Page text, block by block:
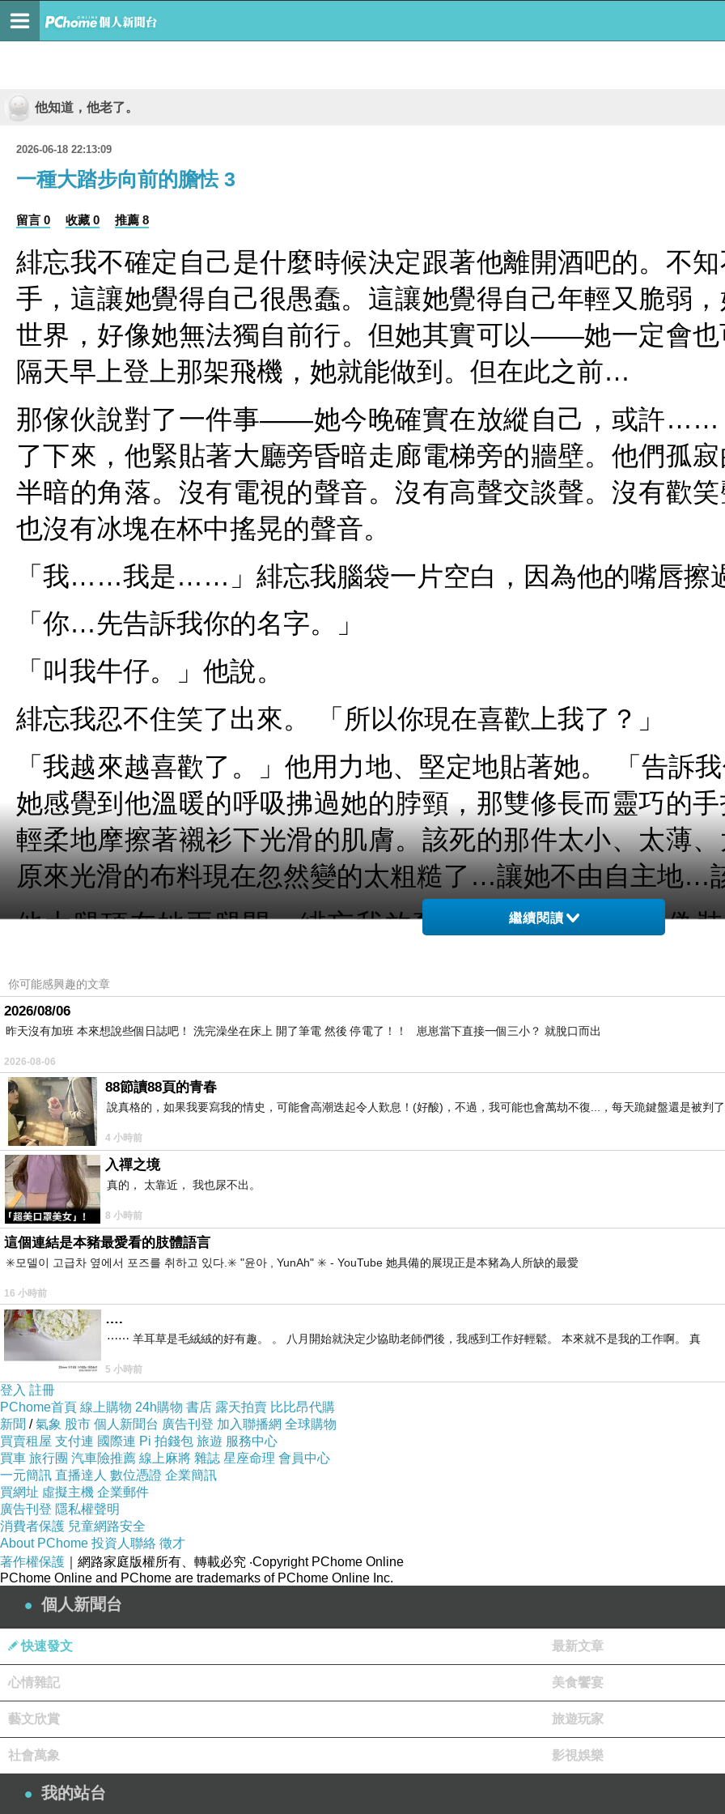
他知道，他老了。
2026-06-18 22:13:09
一種大踏步向前的膽怯 3
留言 0 收藏 0 推薦 8
緋忘我不確定自己是什麼時候決定跟著他離開酒吧的。不
手，這讓她覺得自己很愚蠢。這讓她覺得自己年輕又脆弱
世界，好像她無法獨自前行。但她其實可以——她一定會
隔天早上登上那架飛機，她就能做到。但在此之前…
那傢伙說對了一件事——她今晚確實在放縱自己，或許……
了下來，他緊貼著大廳旁昏暗走廊電梯旁的牆壁。他們孤
半暗的角落。沒有電視的聲音。沒有高聲交談聲。沒有歡
也沒有冰塊在杯中搖晃的聲音。
「我……我是……」緋忘我腦袋一片空白，因為他的嘴唇擦
「你…先告訴我你的名字。」
「叫我牛仔。」他說。
緋忘我忍不住笑了出來。 「所以你現在喜歡上我了？」
「我越來越喜歡了。」他用力地、堅定地貼著她。 「告訴
她感覺到他溫暖的呼吸拂過她的脖頸，那雙修長而靈巧的
輕柔地摩擦著襯衫下光滑的肌膚。該死的那件太小、太薄
原來光滑的布料現在忽然變的太粗糙了…讓她不由自主地…
他大腿頂在她兩腿間，緋忘我放棄了所有不想要他的偽
來。他的身體癱軟在她身上，像一個斷了線的木偶。但他
次在她耳邊低語，他那聲音如同午夜般的低沉。
「永遠不要告訴任何人你的真名，緋忘我小姐。」緋忘我
進你的房間，也永遠不要去他們的房間。」說完，他後退一
了這一切，他仍然感到一絲愧疚。
「你是誰？」她問，但他沒有看向她。 「你——」
「我是那個叫你回家的人。好好生活，幸福快樂。」
「你到底是誰？」她伸手去抓他的胳膊，準備逼他回答，
彿能瞬間穿越到未來，搶在她之前到達那裡。突然，她的腰
的牆上。 「我是你的未來。讓我告訴你，你最好別坐明天早
飛機。那間諜玩意兒。
「我不知道你在說什麼。」她討厭他那種看穿她眼神的樣子
笑，太無趣，彷彿她撒謊得拙劣到令人發笑。
他推開她。 「再見，緋忘我。我希望我們以後再也不會見面
「只要我錯過那趟飛機就行。」
「正是。」然後他轉身穿上外套，消失在傾盆大雨中，或
中。
第二天早上六點，還是沒吃上雞柳堡的緋忘我第一個登上了
（COATAC）的飛機。猜猜看第二個登機的又是誰？
繼續閱讀
你可能感興趣的文章
2026/08/06
昨天沒有加班 本來想說些個日誌吧！ 洗完澡坐在床上 開了筆電 然後 停電了！！ 崽崽當下直接一個三小？ 就脫口而出
2026-08-06
88節讀88頁的青春
說真格的，如果我要寫我的情史，可能會高潮迭起令人歎息！(好酸)，不過，我可能也會萬劫不復...，每天跪鍵盤還是被判
4 小時前
入禪之境
真的， 太靠近， 我也尿不出。
8 小時前
這個連結是本豬最愛看的肢體語言
✳️모델이 고급차 옆에서 포즈를 취하고 있다.✳️ "윤아 , YunAh" ✳️ - YouTube 她具備的展現正是本豬為人所缺的最愛
16 小時前
….
⋯⋯ 羊耳草是毛絨絨的好有趣。 。 八月開始就決定少協助老師們後，我感到工作好輕鬆。 本來就不是我的工作啊。 真
5 小時前
登入 註冊
PChome首頁 線上購物 24h購物 書店 露天拍賣 比比昂代購
新聞 /氣象 股市 個人新聞台 廣告刊登 加入聯播網 全球購物
買賣租屋 支付連 國際連 Pi 拍錢包 旅遊 服務中心
買車 旅行團 汽車險推薦 線上麻將 雜誌 星座命理 會員中心
一元簡訊 直播達人 數位憑證 企業簡訊
買網址 虛擬主機 企業郵件
廣告刊登 隱私權聲明
消費者保護 兒童網路安全
About PChome 投資人聯絡 徵才
著作權保護 ｜網路家庭版權所有、轉載必究 ‧Copyright PChome Online
PChome Online and PChome are trademarks of PChome Online Inc.
個人新聞台
快速發文 最新文章
心情雜記 美食饗宴
藝文欣賞 旅遊玩家
社會萬象 影視娛樂
我的站台